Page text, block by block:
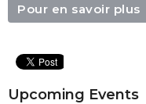
Pour en savoir plus
Upcoming Events